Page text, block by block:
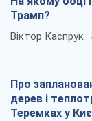
Трамп?
Віктор Каспрук
Про
дерев і
Теремках у